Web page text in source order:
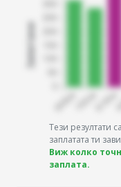
Тези резултати
заплатата ти
Виж колко
заплата.